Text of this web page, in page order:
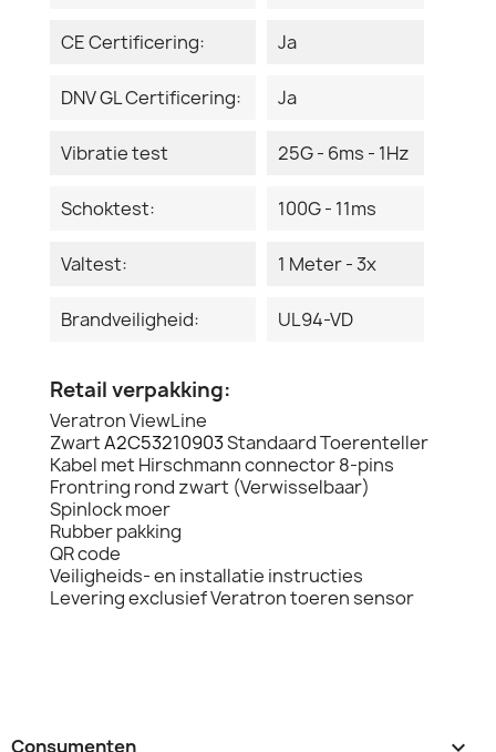
CE Certificering: Ja
DNV GL Certificering: Ja
Vibratie test 25G - 6ms - 1Hz
Schoktest: 100G - 11ms
Valtest: 1 Meter - 3x
Brandveiligheid: UL94-VD
Retail verpakking:
Veratron ViewLine
ZwartA2C53210903Standaard Toerenteller
Kabel met Hirschmann connector 8-pins
Frontring rond zwart (Verwisselbaar)
Spinlock moer
Rubber pakking
QR code
Veiligheids- en installatie instructies
Levering exclusief Veratron toeren sensor
Consumenten